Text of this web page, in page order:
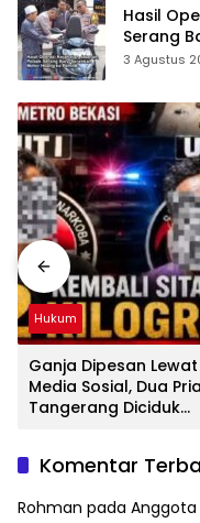
Hasil
Serang
Pemilik
3 Agustus
Hukum
Ganja Dipesan Lewat
Media Sosial, Dua
Tangerang Diciduk
Komentar
Rohman pada Anggota